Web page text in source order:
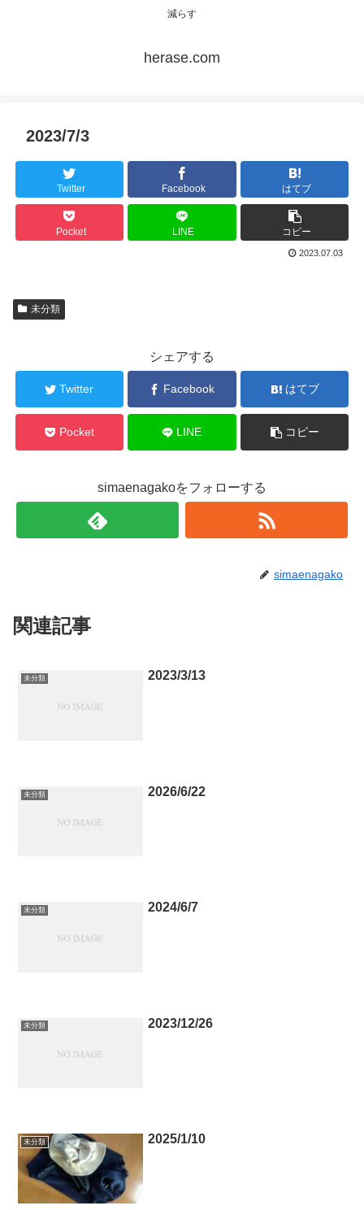
減らす
herase.com
2023/7/3
Twitter Facebook はてブ
Pocket LINE コピー
2023.07.03
未分類
シェアする
Twitter Facebook はてブ
Pocket LINE コピー
simaenagakoをフォローする
simaenagako
関連記事
未分類 2023/3/13
未分類 2026/6/22
未分類 2024/6/7
未分類 2023/12/26
未分類 2025/1/10